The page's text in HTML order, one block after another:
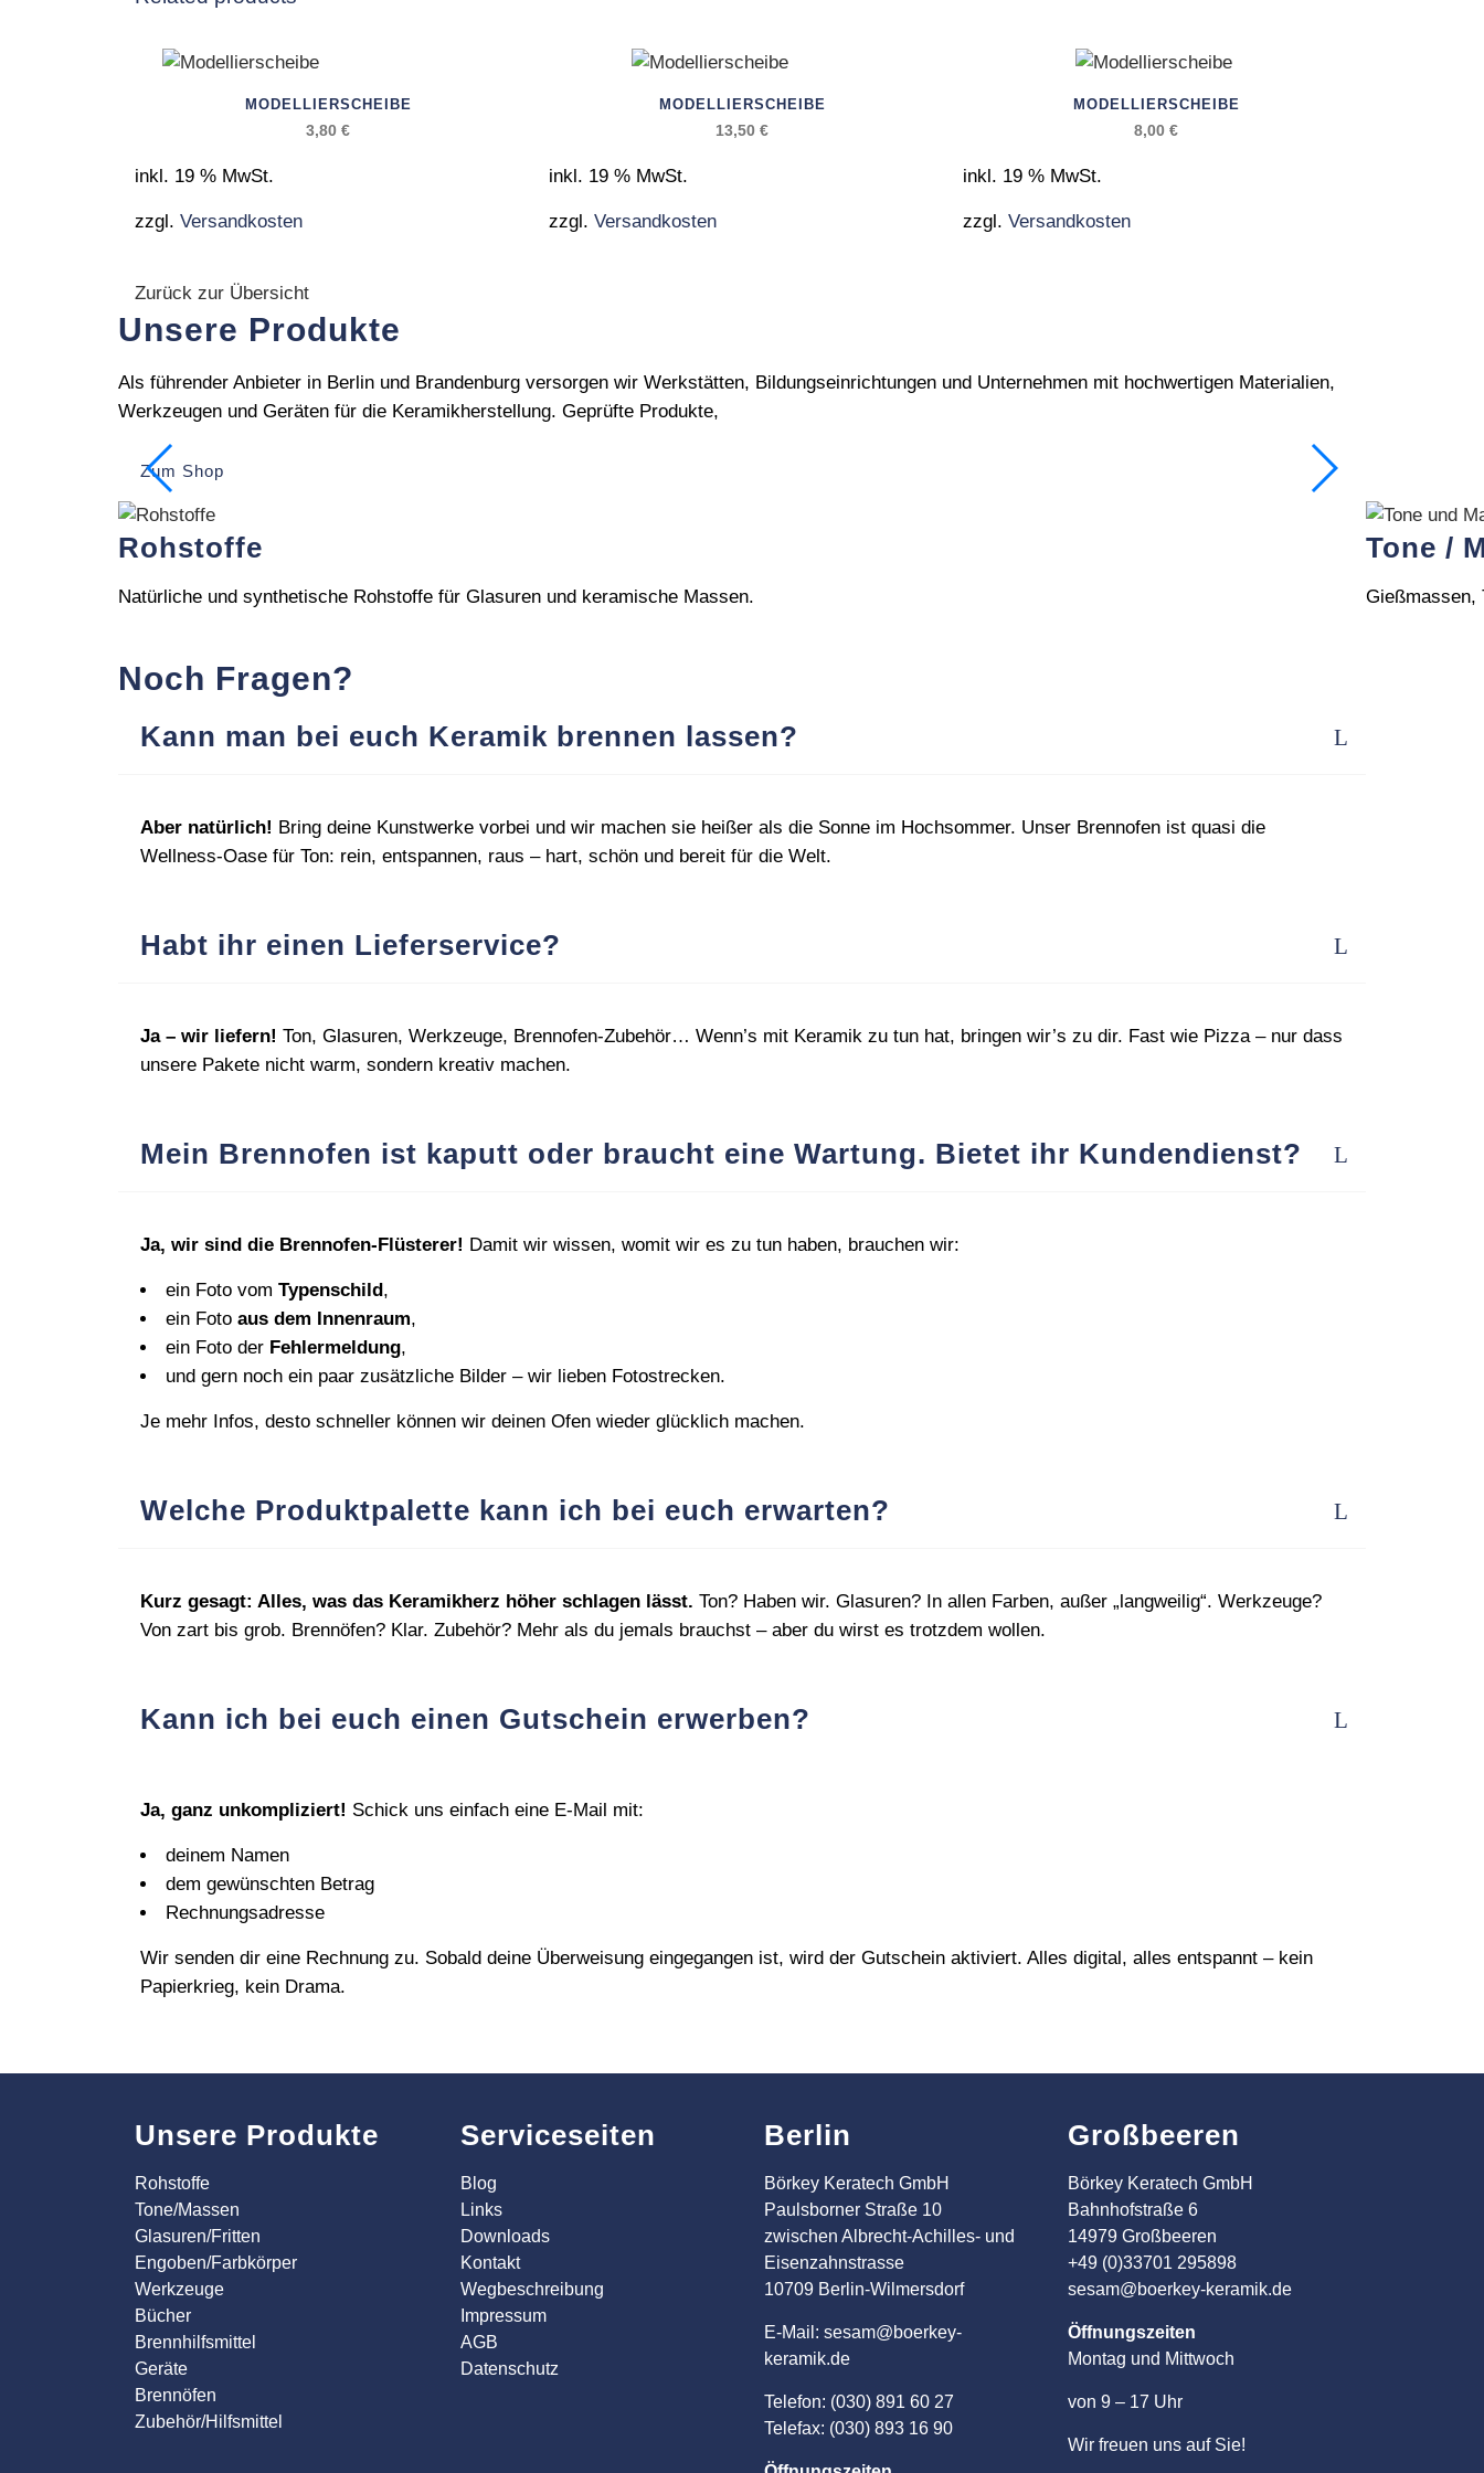
MODELLIERSCHEIBE
3,80 €
inkl. 19 % MwSt.
zzgl. Versandkosten
MODELLIERSCHEIBE
13,50 €
inkl. 19 % MwSt.
zzgl. Versandkosten
MODELLIERSCHEIBE
8,00 €
inkl. 19 % MwSt.
zzgl. Versandkosten
Zurück zur Übersicht
Unsere Produkte
Als führender Anbieter in Berlin und Brandenburg versorgen wir Werkstätten, Bildungseinrichtungen und Unternehmen mit hochwertigen Materialien,
Werkzeugen und Geräten für die Keramikherstellung. Geprüfte Produkte,
Zum Shop
Rohstoffe
Natürliche und synthetische Rohstoffe für Glasuren und keramische Massen.
Tone /
Gießmassen,
Noch Fragen?
Kann man bei euch Keramik brennen lassen?
Aber natürlich! Bring deine Kunstwerke vorbei und wir machen sie heißer als die Sonne im Hochsommer. Unser Brennofen ist quasi die
Wellness‑Oase für Ton: rein, entspannen, raus – hart, schön und bereit für die Welt.
Habt ihr einen Lieferservice?
Ja – wir liefern! Ton, Glasuren, Werkzeuge, Brennofen‑Zubehör… Wenn’s mit Keramik zu tun hat, bringen wir’s zu dir. Fast wie Pizza – nur dass
unsere Pakete nicht warm, sondern kreativ machen.
Mein Brennofen ist kaputt oder braucht eine Wartung. Bietet ihr Kundendienst?
Ja, wir sind die Brennofen‑Flüsterer! Damit wir wissen, womit wir es zu tun haben, brauchen wir:
ein Foto vom Typenschild,
ein Foto aus dem Innenraum,
ein Foto der Fehlermeldung,
und gern noch ein paar zusätzliche Bilder – wir lieben Fotostrecken.
Je mehr Infos, desto schneller können wir deinen Ofen wieder glücklich machen.
Welche Produktpalette kann ich bei euch erwarten?
Kurz gesagt: Alles, was das Keramikherz höher schlagen lässt. Ton? Haben wir. Glasuren? In allen Farben, außer „langweilig“. Werkzeuge?
Von zart bis grob. Brennöfen? Klar. Zubehör? Mehr als du jemals brauchst – aber du wirst es trotzdem wollen.
Kann ich bei euch einen Gutschein erwerben?
Ja, ganz unkompliziert! Schick uns einfach eine E‑Mail mit:
deinem Namen
dem gewünschten Betrag
Rechnungsadresse
Wir senden dir eine Rechnung zu. Sobald deine Überweisung eingegangen ist, wird der Gutschein aktiviert. Alles digital, alles entspannt – kein
Papierkrieg, kein Drama.
Unsere Produkte
Rohstoffe
Tone/Massen
Glasuren/Fritten
Engoben/Farbkörper
Werkzeuge
Bücher
Brennhilfsmittel
Geräte
Brennöfen
Zubehör/Hilfsmittel
Serviceseiten
Blog
Links
Downloads
Kontakt
Wegbeschreibung
Impressum
AGB
Datenschutz
Berlin
Börkey Keratech GmbH
Paulsborner Straße 10
zwischen Albrecht-Achilles- und
Eisenzahnstrasse
10709 Berlin-Wilmersdorf
E-Mail: sesam@boerkey-
keramik.de
Telefon: (030) 891 60 27
Telefax: (030) 893 16 90
Großbeeren
Börkey Keratech GmbH
Bahnhofstraße 6
14979 Großbeeren
+49 (0)33701 295898
sesam@boerkey-keramik.de
Öffnungszeiten
Montag und Mittwoch
von 9 – 17 Uhr
Wir freuen uns auf Sie!